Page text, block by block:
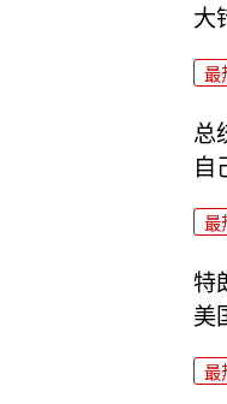
大
最
总
自
最
特
美
最